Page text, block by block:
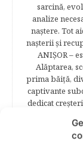
sarcină,
analize
naştere. Tot
naşterii şi
ANIŞOR –
Alăptarea,
prima băiţă,
captivante
dedicat
se descurce
încât să